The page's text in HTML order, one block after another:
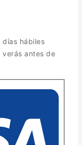
días hábiles
verás antes de